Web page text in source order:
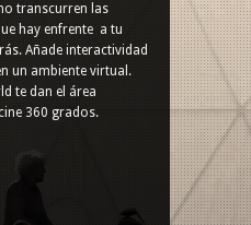
transcurren las
hay enfrente a tu
Añade interactividad
un ambiente virtual.
te dan el área
360 grados.